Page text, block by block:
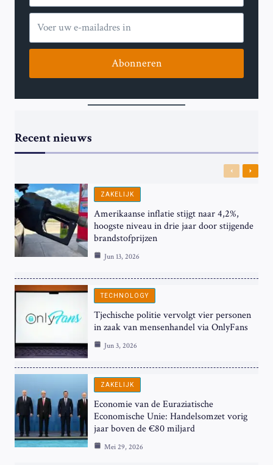
Abonneren
Recent nieuws
Previous
Next
ZAKELIJK
Amerikaanse inflatie stijgt naar 4,2%,
hoogste niveau in drie jaar door stijgende
brandstofprijzen
Jun 13, 2026
TECHNOLOGY
Tjechische politie vervolgt vier personen
in zaak van mensenhandel via OnlyFans
Jun 3, 2026
ZAKELIJK
Economie van de Euraziatische
Economische Unie: Handelsomzet vorig
jaar boven de €80 miljard
Mei 29, 2026